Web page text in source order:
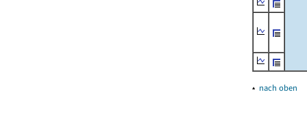
▴ nach oben